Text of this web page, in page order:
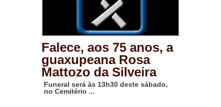
Falece, aos 75 anos, a
guaxupeana Rosa
Mattozo da Silveira
Funeral será às 13h30 deste sábado,
no Cemitério ...